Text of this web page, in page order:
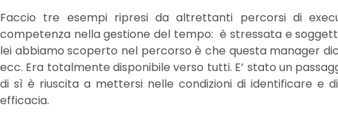
Faccio tre esempi ripresi da altrettanti percorsi di
competenza nella gestione del tempo: è stressata e
lei abbiamo scoperto nel percorso è che questa manager
ecc. Era totalmente disponibile verso tutti. E’ stato un
di sì è riuscita a mettersi nelle condizioni di identificare e
efficacia.